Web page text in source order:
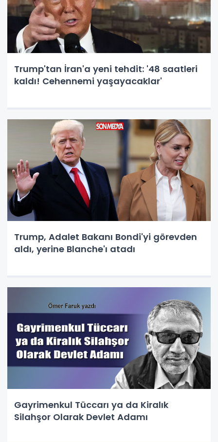
Trump'tan İran'a yeni tehdit: '48 saatleri
kaldı! Cehennemi yaşayacaklar'
Trump, Adalet Bakanı Bondi'yi görevden
aldı, yerine Blanche'ı atadı
Gayrimenkul Tüccarı ya da Kiralık
Silahşor Olarak Devlet Adamı